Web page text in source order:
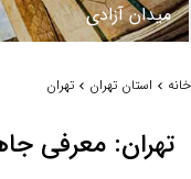
ميدان آزادي
خانه استان تهران تهران
تهران: معرفی